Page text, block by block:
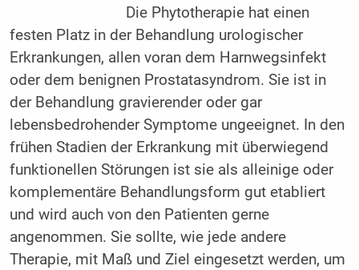
Die Phytotherapie hat einen
festen Platz in der Behandlung urologischer
Erkrankungen, allen voran dem Harnwegsinfekt
oder dem benignen Prostatasyndrom. Sie ist in
der Behandlung gravierender oder gar
lebensbedrohender Symptome ungeeignet. In den
frühen Stadien der Erkrankung mit überwiegend
funktionellen Störungen ist sie als alleinige oder
komplementäre Behandlungsform gut etabliert
und wird auch von den Patienten gerne
angenommen. Sie sollte, wie jede andere
Therapie, mit Maß und Ziel eingesetzt werden, um